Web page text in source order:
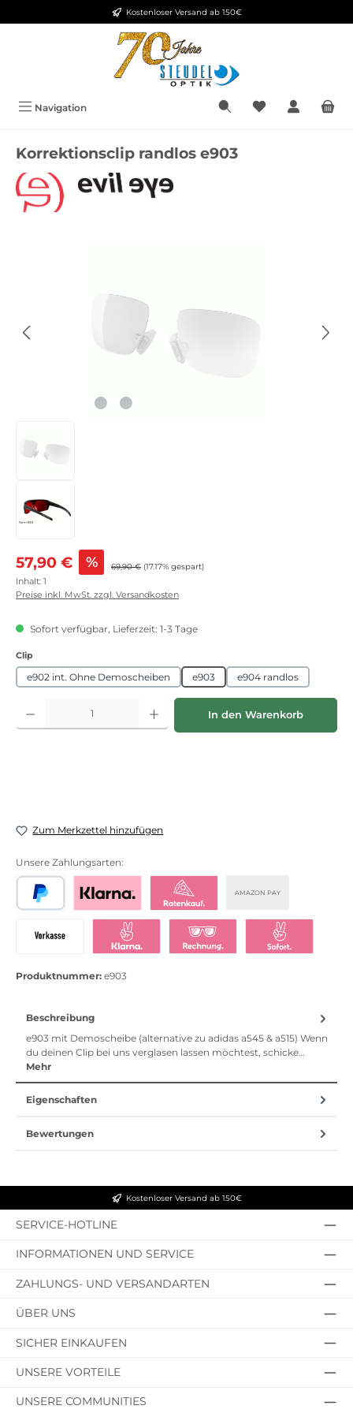
Zum Hauptinhalt springenKostenloser Versand ab 150€
Navigation
Korrektionsclip randlos e903
Verkaufspreis:
57,90 € % Regulärer Preis:
69,90 € (17.17% gespart)
Inhalt: 1
Preise inkl. MwSt. zzgl. Versandkosten
Sofort verfügbar, Lieferzeit: 1-3 Tage
Clipauswählen
e902 int. Ohne Demoscheiben e903 e904 randlos
Produkt Anzahl: Gib den gewünschten Wert ein oder benutze die
In den Warenkorb
Zum Merkzettel hinzufügen
Unsere Zahlungsarten:
AMAZON PAY
Produktnummer: e903
Beschreibung
e903 mit Demoscheibe (alternative zu adidas a545 & a515) Wenn
du deinen Clip bei uns verglasen lassen möchtest, schicke…
Mehr
Eigenschaften
Bewertungen
Kostenloser Versand ab 150€
SERVICE-HOTLINE
INFORMATIONEN UND SERVICE
ZAHLUNGS- UND VERSANDARTEN
ÜBER UNS
SICHER EINKAUFEN
UNSERE VORTEILE
UNSERE COMMUNITIES